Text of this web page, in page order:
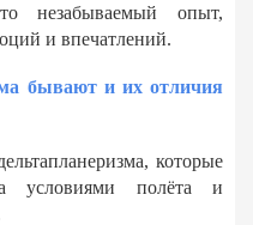
незабываемый опыт,
и впечатлений.
бывают и их отличия
которые
условиями полёта и